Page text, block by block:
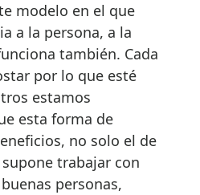
modelo en el que
a la persona, a la
también. Cada
por lo que esté
estamos
esta forma de
no solo el de
trabajar con
personas,